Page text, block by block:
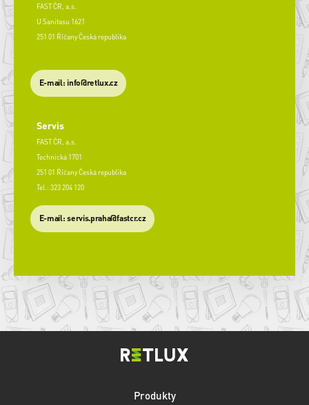
FAST ČR, a.s.
U Sanitasu 1621
251 01 Říčany Česká republika
E-mail: info@retlux.cz
Servis
FAST ČR, a.s.
Technická 1701
251 01 Říčany Česká republika
Tel.: 323 204 120
​E-mail: servis.praha@fastcr.cz
Produkty